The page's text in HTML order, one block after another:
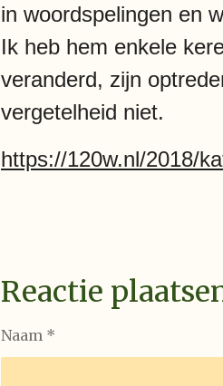
in woordspelingen en
Ik heb hem enkele
veranderd, zijn
vergetelheid niet.
https://120w.nl/2018/
Reactie
Naam *